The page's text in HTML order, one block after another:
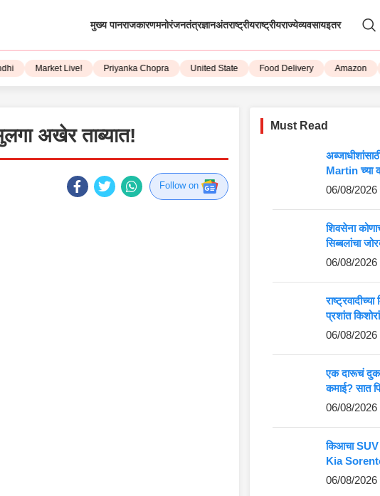
मुख्य पानराजकारणमनोरंजनतंत्रज्ञानअंतराष्ट्रीयराष्ट्रीयराज्येव्यवसायइतर
Market Live! Priyanka Chopra United State Food Delivery Amazon
अखेर ताब्यात!
Follow on
Must Read
Martin च्या
किंमत पाहून
06/08/2026
शिवसेना
सिब्बलांचा
अडचणी
06/08/2026
प्रशांत
कमान?
06/08/2026
एक दारूचं
कमाई? सात
खरं गणित
06/08/2026
किआचा SUV
Kia
Fortuner-
06/08/2026